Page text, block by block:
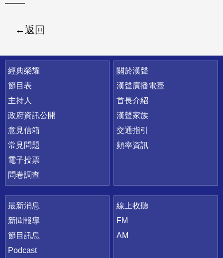
返回
快速連結
經典榮耀
節目表
主持人
政府資訊公開
意見信箱
常見問題
電子投票
問卷調查
關於漢聲
漢聲廣播電臺
首長介紹
漢聲家族
交通指引
頻率資訊
最新消息
新聞報導
節目訊息
Podcast
線上收聽
FM
AM